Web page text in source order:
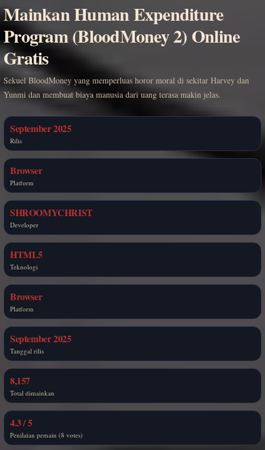
Mainkan Human Expenditure
Program (BloodMoney 2) Online
Gratis
Sekuel BloodMoney yang memperluas horor moral di sekitar Harvey dan
Yunmi dan membuat biaya manusia dari uang terasa makin jelas.
September 2025
Rilis
Browser
Platform
SHROOMYCHRIST
Developer
HTML5
Teknologi
Browser
Platform
September 2025
Tanggal rilis
8,157
Total dimainkan
4.3 / 5
Penilaian pemain (8 votes)